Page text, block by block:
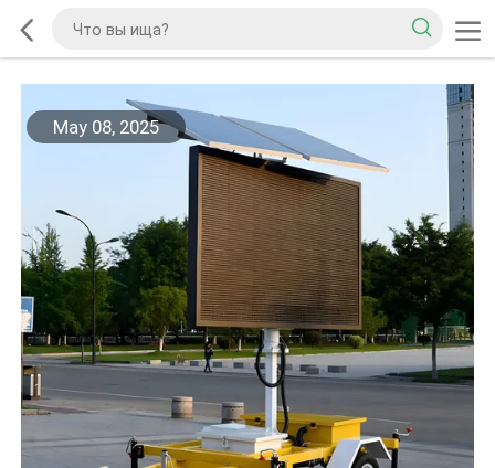
May 08, 2025